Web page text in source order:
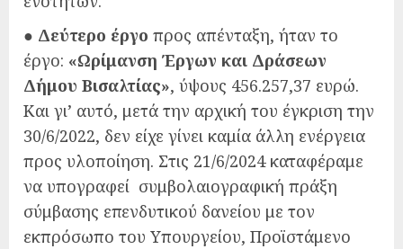
● Δεύτερο έργο προς απένταξη, ήταν το
έργο: «Ωρίμανση Έργων και Δράσεων
Δήμου Βισαλτίας», ύψους 456.257,37 ευρώ.
Και γι’ αυτό, μετά την αρχική του έγκριση την
30/6/2022, δεν είχε γίνει καμία άλλη ενέργεια
προς υλοποίηση. Στις 21/6/2024 καταφέραμε
να υπογραφεί συμβολαιογραφική πράξη
σύμβασης επενδυτικού δανείου με τον
εκπρόσωπο του Υπουργείου, Προϊστάμενο